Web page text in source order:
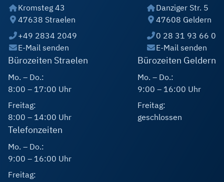
Kromsteg 43
47638 Straelen
+49 2834 2049
E-Mail senden
Danziger Str. 5
47608 Geldern
0 28 31 93 66 0
E-Mail senden
Bürozeiten Straelen
Mo. – Do.:
8:00 – 17:00 Uhr
Freitag:
8:00 – 14:00 Uhr
Bürozeiten Geldern
Mo. – Do.:
9:00 – 16:00 Uhr
Freitag:
geschlossen
Telefonzeiten
Mo. – Do.:
9:00 – 16:00 Uhr
Freitag: